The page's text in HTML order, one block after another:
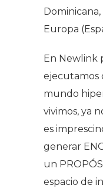
Europa
En Newlink
ejecutamos
mundo
vivimos, ya
es
generar
un
espacio de